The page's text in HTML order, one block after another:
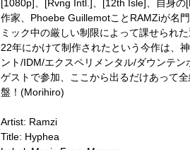
[1080p]、[Rvng Intl.]、[12th Isle]、自身
作家、Phoebe GuillemotことRAMZiが名
ミック中の厳しい制限によって課せられ
22年にかけて制作されたという今作は、
ント/IDM/エクスペリメンタル/ダウンテ
ゲストで参加、ここから出るだけあって
盤！(Morihiro)
Artist: Ramzi
Title: Hyphea